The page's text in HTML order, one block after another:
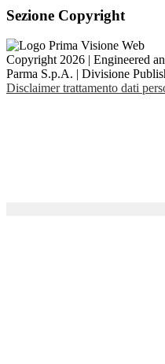
Sezione Copyright
Copyright 2026 | Engineered
Parma S.p.A. | Divisione
Disclaimer trattamento dati